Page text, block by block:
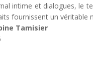
intime et dialogues, le
fournissent un
Tamisier